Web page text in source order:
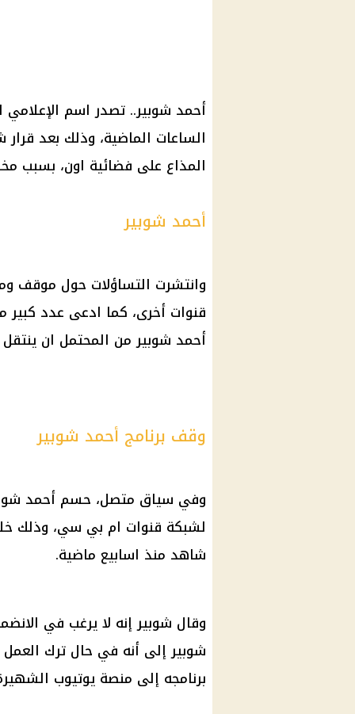
أحمد شوبير.. تصدر اسم الإعلامي
الساعات الماضية، وذلك بعد قرار
المذاع على فضائية اون، بسبب
أحمد شوبير
وانتشرت التساؤلات حول موقف
قنوات أخرى، كما ادعى عدد
أحمد شوبيرمن المحتمل ان
وقف برنامج أحمد شوبير
وفي سياق متصل، حسم أحمد
لشبكة قنوات ام بي سي، وذلك
شاهد منذ اسابيع ماضية.
وقال شوبيرإنه لا يرغب في
شوبيرإلى أنه في حال ترك
برنامجه إلى منصة يوتيوب